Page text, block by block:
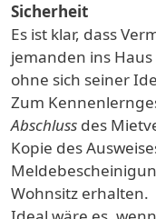
Sicherheit
Es ist klar, dass
jemanden ins
ohne sich seiner
Zum
Abschluss des
Kopie des
Wohnsitz erhalten.